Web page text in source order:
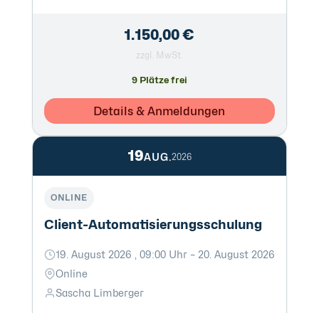
1.150,00 €
zzgl. MwSt.
9 Plätze frei
Details & Anmeldungen
19AUG.2026
ONLINE
Client-Automatisierungsschulung
19. August 2026 , 09:00 Uhr – 20. August 2026
Online
Sascha Limberger